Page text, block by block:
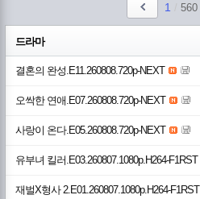
1 560
드라마
결혼의 완성.E11.260808.720p-NEXT
오싹한 연애.E07.260808.720p-NEXT
사랑이 온다.E05.260808.720p-NEXT
유부녀 킬러.E03.260807.1080p.H264-F1RST
재벌X형사 2.E01.260807.1080p.H264-F1RST